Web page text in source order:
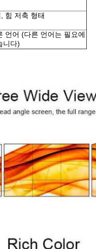
힘 저축 형태
언어 (다른 언어는 필요에
니다)